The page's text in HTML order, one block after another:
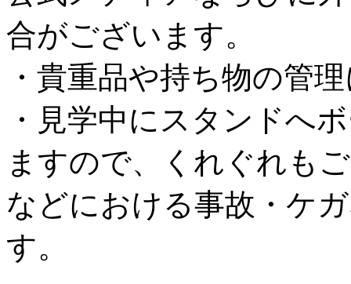
合がございます。
・貴重品や持ち物の管
・見学中にスタンドへ
ますので、くれぐれも
などにおける事故・ケ
す。